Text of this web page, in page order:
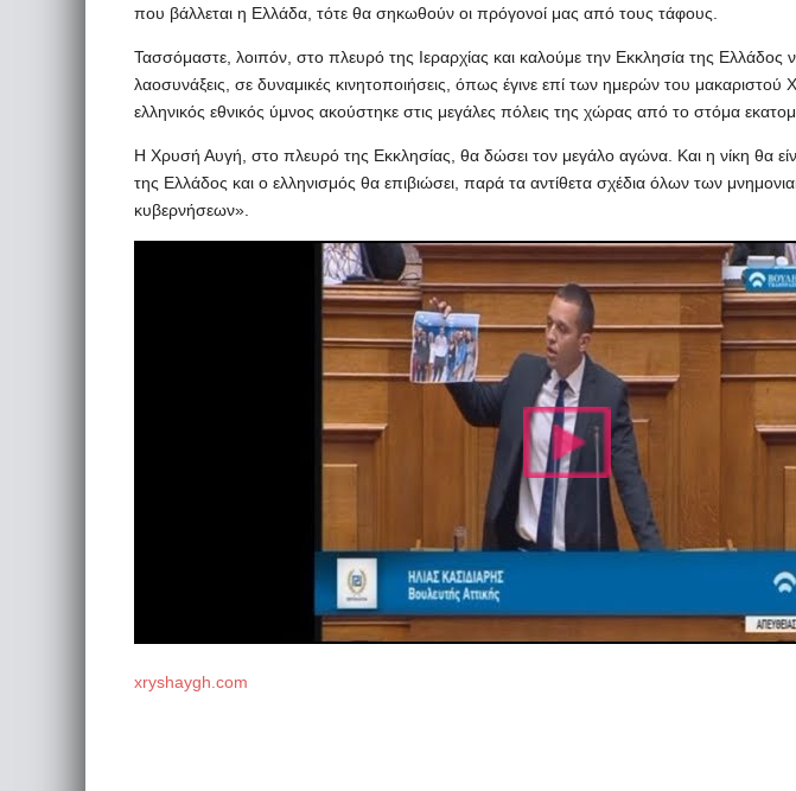
που βάλλεται η Ελλάδα, τότε θα σηκωθούν οι πρόγονοί μας από τους τάφους.
Τασσόμαστε, λοιπόν, στο πλευρό της Ιεραρχίας και καλούμε την Εκκλησία της Ελλάδος
λαοσυνάξεις, σε δυναμικές κινητοποιήσεις, όπως έγινε επί των ημερών του μακαριστού
ελληνικός εθνικός ύμνος ακούστηκε στις μεγάλες πόλεις της χώρας από το στόμα
Η Χρυσή Αυγή, στο πλευρό της Εκκλησίας, θα δώσει τον μεγάλο αγώνα. Και η νίκη θα
της Ελλάδος και ο ελληνισμός θα επιβιώσει, παρά τα αντίθετα σχέδια όλων των
κυβερνήσεων».
xryshaygh.com